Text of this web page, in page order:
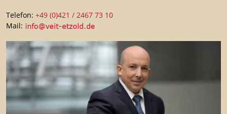
Telefon: +49 (0)421 / 2467 73 10
Mail: